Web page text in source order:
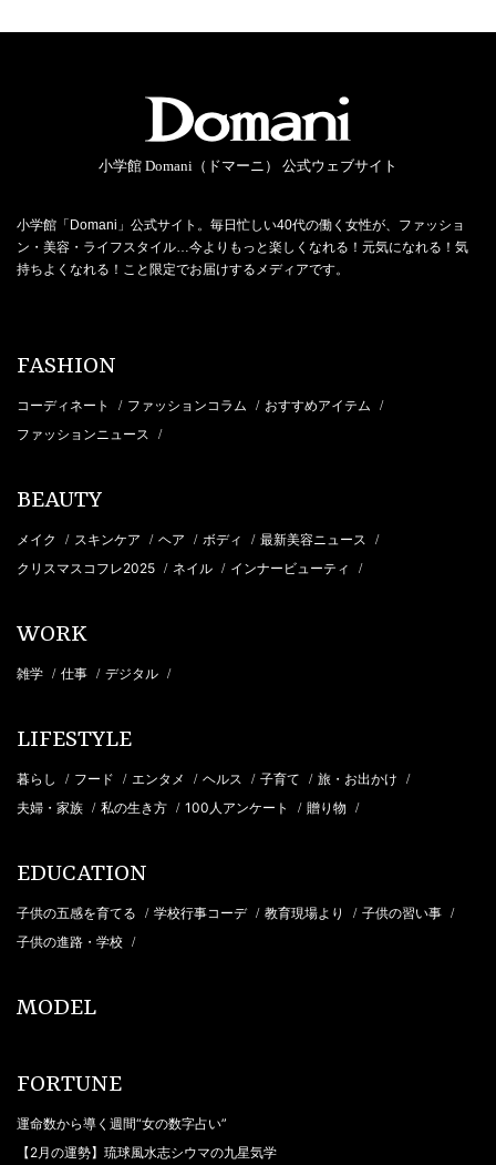
小学館 Domani（ドマーニ） 公式ウェブサイト
小学館「Domani」公式サイト。毎日忙しい40代の働く女性が、ファッショ
ン・美容・ライフスタイル…今よりもっと楽しくなれる！元気になれる！気
持ちよくなれる！こと限定でお届けするメディアです。
FASHION
コーディネート / ファッションコラム / おすすめアイテム /
ファッションニュース /
BEAUTY
メイク / スキンケア / ヘア / ボディ / 最新美容ニュース /
クリスマスコフレ2025 / ネイル / インナービューティ /
WORK
雑学 / 仕事 / デジタル /
LIFESTYLE
暮らし / フード / エンタメ / ヘルス / 子育て / 旅・お出かけ /
夫婦・家族 / 私の生き方 / 100人アンケート / 贈り物 /
EDUCATION
子供の五感を育てる / 学校行事コーデ / 教育現場より / 子供の習い事 /
子供の進路・学校 /
MODEL
FORTUNE
運命数から導く週間“女の数字占い”
【2月の運勢】琉球風水志シウマの九星気学